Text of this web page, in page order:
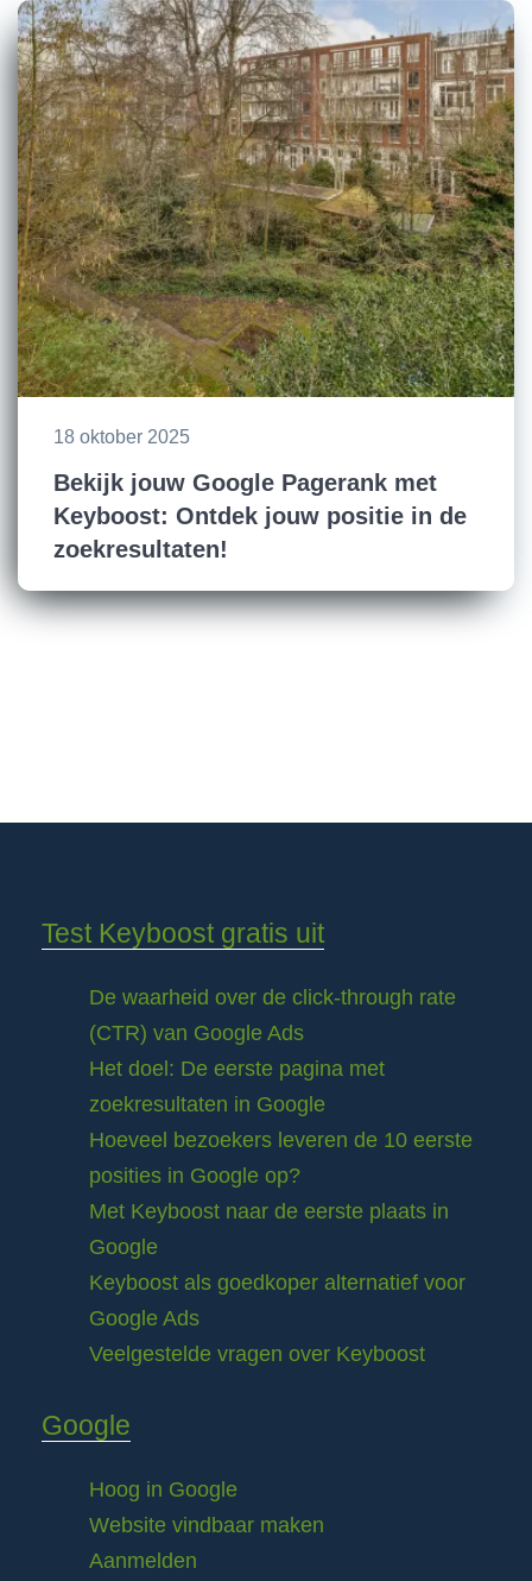
18 oktober 2025
Bekijk jouw Google Pagerank met
Keyboost: Ontdek jouw positie in de
zoekresultaten!
Test Keyboost gratis uit
De waarheid over de click-through rate
(CTR) van Google Ads
Het doel: De eerste pagina met
zoekresultaten in Google
Hoeveel bezoekers leveren de 10 eerste
posities in Google op?
Met Keyboost naar de eerste plaats in
Google
Keyboost als goedkoper alternatief voor
Google Ads
Veelgestelde vragen over Keyboost
Google
Hoog in Google
Website vindbaar maken
Aanmelden